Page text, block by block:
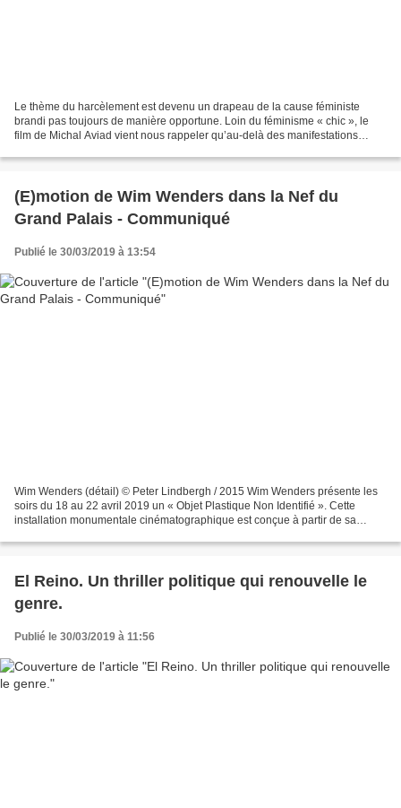
Le thème du harcèlement est devenu un drapeau de la cause féministe
brandi pas toujours de manière opportune. Loin du féminisme « chic », le
film de Michal Aviad vient nous rappeler qu’au-delà des manifestations
(E)motion de Wim Wenders dans la Nef du
Grand Palais - Communiqué
Publié le 30/03/2019 à 13:54
Wim Wenders (détail) © Peter Lindbergh / 2015 Wim Wenders présente les
soirs du 18 au 22 avril 2019 un « Objet Plastique Non Identifié ». Cette
installation monumentale cinématographique est conçue à partir de sa
El Reino. Un thriller politique qui renouvelle le
genre.
Publié le 30/03/2019 à 11:56